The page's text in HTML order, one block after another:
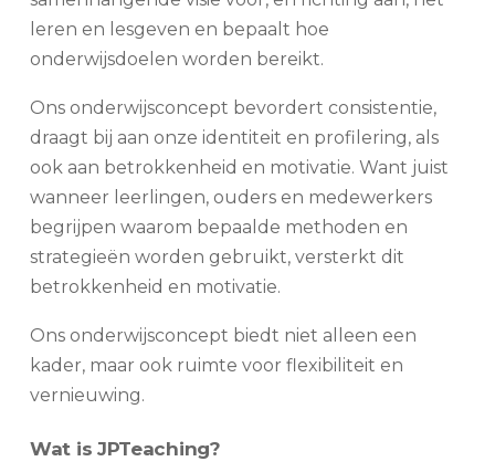
leren en lesgeven en bepaalt hoe
onderwijsdoelen worden bereikt.
Ons onderwijsconcept bevordert consistentie,
draagt bij aan onze identiteit en profilering, als
ook aan betrokkenheid en motivatie. Want juist
wanneer leerlingen, ouders en medewerkers
begrijpen waarom bepaalde methoden en
strategieën worden gebruikt, versterkt dit
betrokkenheid en motivatie.
Ons onderwijsconcept biedt niet alleen een
kader, maar ook ruimte voor flexibiliteit en
vernieuwing.
Wat is JPTeaching?